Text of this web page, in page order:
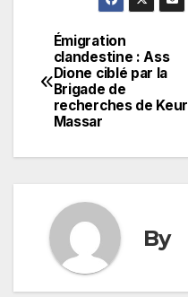
Navigation
de
l’article
Émigration
clandestine : Ass
Dione ciblé par la
Brigade de
recherches de Keur
Massar
By